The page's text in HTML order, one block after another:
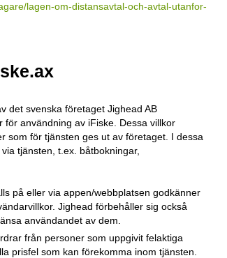
lagen-om-distansavtal-och-avtal-utanfor-
det svenska företaget Jighead AB
användning av iFiske. Dessa villkor
som för tjänsten ges ut av företaget. I dessa
tjänsten, t.ex. båtbokningar,
på eller via appen/webbplatsen godkänner
Jighead förbehåller sig också
användandet av dem.
från personer som uppgivit felaktiga
prisfel som kan förekomma inom tjänsten.